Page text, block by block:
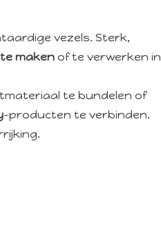
vezels. Sterk,
maken of te verwerken in
te bundelen of
-producten te verbinden.